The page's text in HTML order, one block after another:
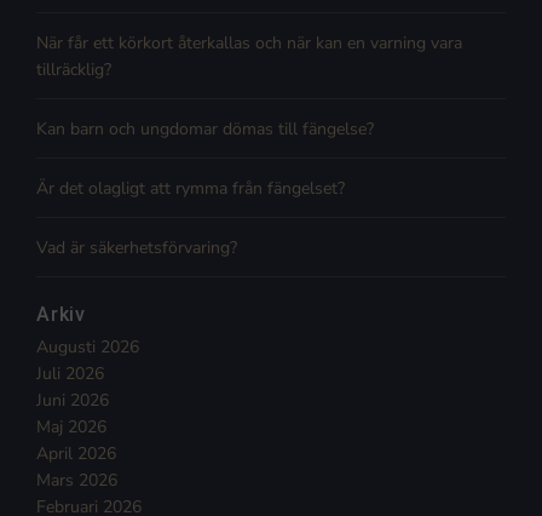
När får ett körkort återkallas och när kan en varning vara
tillräcklig?
Kan barn och ungdomar dömas till fängelse?
Är det olagligt att rymma från fängelset?
Vad är säkerhetsförvaring?
Arkiv
Augusti 2026
Juli 2026
Juni 2026
Maj 2026
April 2026
Mars 2026
Februari 2026